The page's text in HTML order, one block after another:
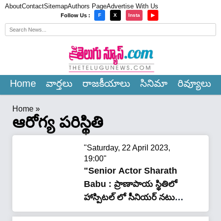
AboutContactSitemapAuthors PageAdvertise With Us
Follow Us : F X Insta ▶
Home వార్త‌లు రాజ‌కీయాలు సినిమా రివ్యూలు
Home »
ఆరోగ్య పరిస్థితి
"Saturday, 22 April 2023,
19:00"
"Senior Actor Sharath
Babu : ప్రాణాపాయ స్థితిలో
హాస్పిటల్ లో సీనియర్ నటుడు
శరత్ బాబు.. వీడియో"